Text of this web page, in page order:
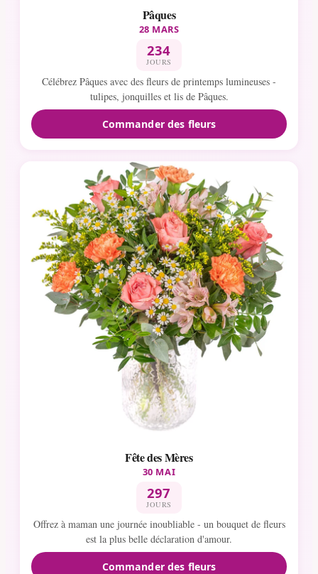
Pâques
28 MARS
234
JOURS
Célébrez Pâques avec des fleurs de printemps lumineuses -
tulipes, jonquilles et lis de Pâques.
Commander des fleurs
Fête des Mères
30 MAI
297
JOURS
Offrez à maman une journée inoubliable - un bouquet de fleurs
est la plus belle déclaration d'amour.
Commander des fleurs